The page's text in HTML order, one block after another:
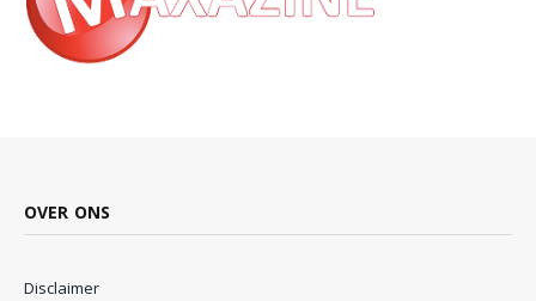
OVER ONS
Disclaimer